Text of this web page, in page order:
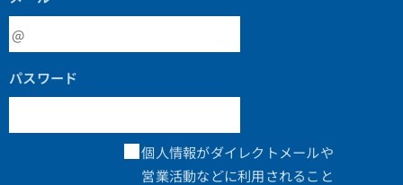
パスワード
個人情報がダイレクトメールや
営業活動などに利用されること